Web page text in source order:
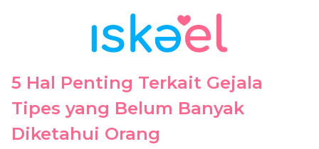
5 Hal Penting Terkait Gejala
Tipes yang Belum Banyak
Diketahui Orang